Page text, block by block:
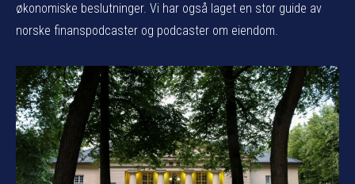
økonomiske beslutninger. Vi har også laget en stor guide av
norske finanspodcaster og podcaster om eiendom.